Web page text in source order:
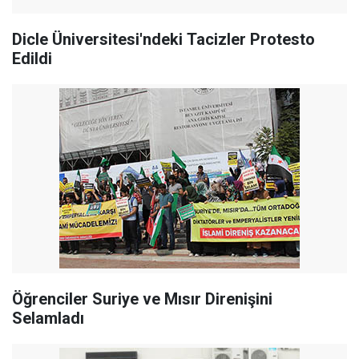
Dicle Üniversitesi'ndeki Tacizler Protesto
Edildi
Öğrenciler Suriye ve Mısır Direnişini
Selamladı